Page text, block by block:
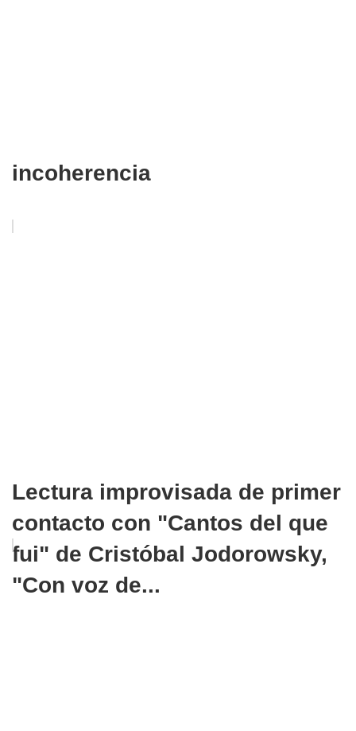
incoherencia
Lectura improvisada de primer
contacto con "Cantos del que
fui" de Cristóbal Jodorowsky,
"Con voz de...